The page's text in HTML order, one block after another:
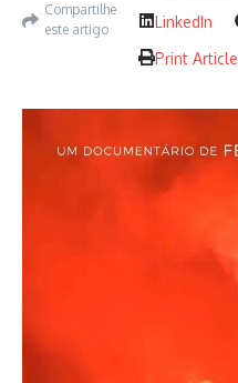
Compartilhe
este artigo
LinkedIn
Print Article